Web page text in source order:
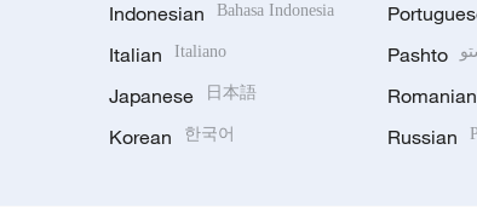
Indonesian Bahasa Indonesia
Italian Italiano
Japanese 日本語
Korean 한국어
Pashto
Romanian
Russian